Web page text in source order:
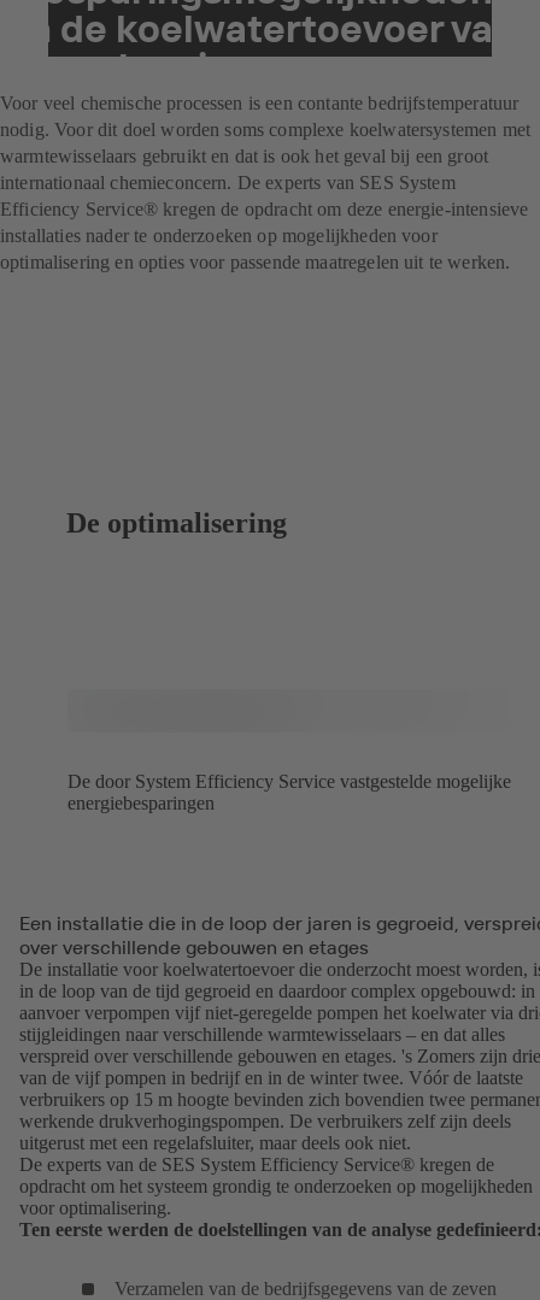
in de koelwatertoevoer van
een chemieconcern
Voor veel chemische processen is een contante bedrijfstemperatuur
nodig. Voor dit doel worden soms complexe koelwatersystemen met
warmtewisselaars gebruikt en dat is ook het geval bij een groot
internationaal chemieconcern. De experts van SES System
Efficiency Service® kregen de opdracht om deze energie-intensieve
installaties nader te onderzoeken op mogelijkheden voor
optimalisering en opties voor passende maatregelen uit te werken.
De optimalisering
De door System Efficiency Service vastgestelde mogelijke
energiebesparingen
Een installatie die in de loop der jaren is gegroeid,
over verschillende gebouwen en etages
De installatie voor koelwatertoevoer die onderzocht moest worden,
in de loop van de tijd gegroeid en daardoor complex opgebouwd: in
aanvoer verpompen vijf niet-geregelde pompen het koelwater via
stijgleidingen naar verschillende warmtewisselaars – en dat alles
verspreid over verschillende gebouwen en etages. 's Zomers zijn drie
van de vijf pompen in bedrijf en in de winter twee. Vóór de laatste
verbruikers op 15 m hoogte bevinden zich bovendien twee
werkende drukverhogingspompen. De verbruikers zelf zijn deels
uitgerust met een regelafsluiter, maar deels ook niet.
De experts van de SES System Efficiency Service® kregen de
opdracht om het systeem grondig te onderzoeken op mogelijkheden
voor optimalisering.
Ten eerste werden de doelstellingen van de analyse
Verzamelen van de bedrijfsgegevens van de zeven